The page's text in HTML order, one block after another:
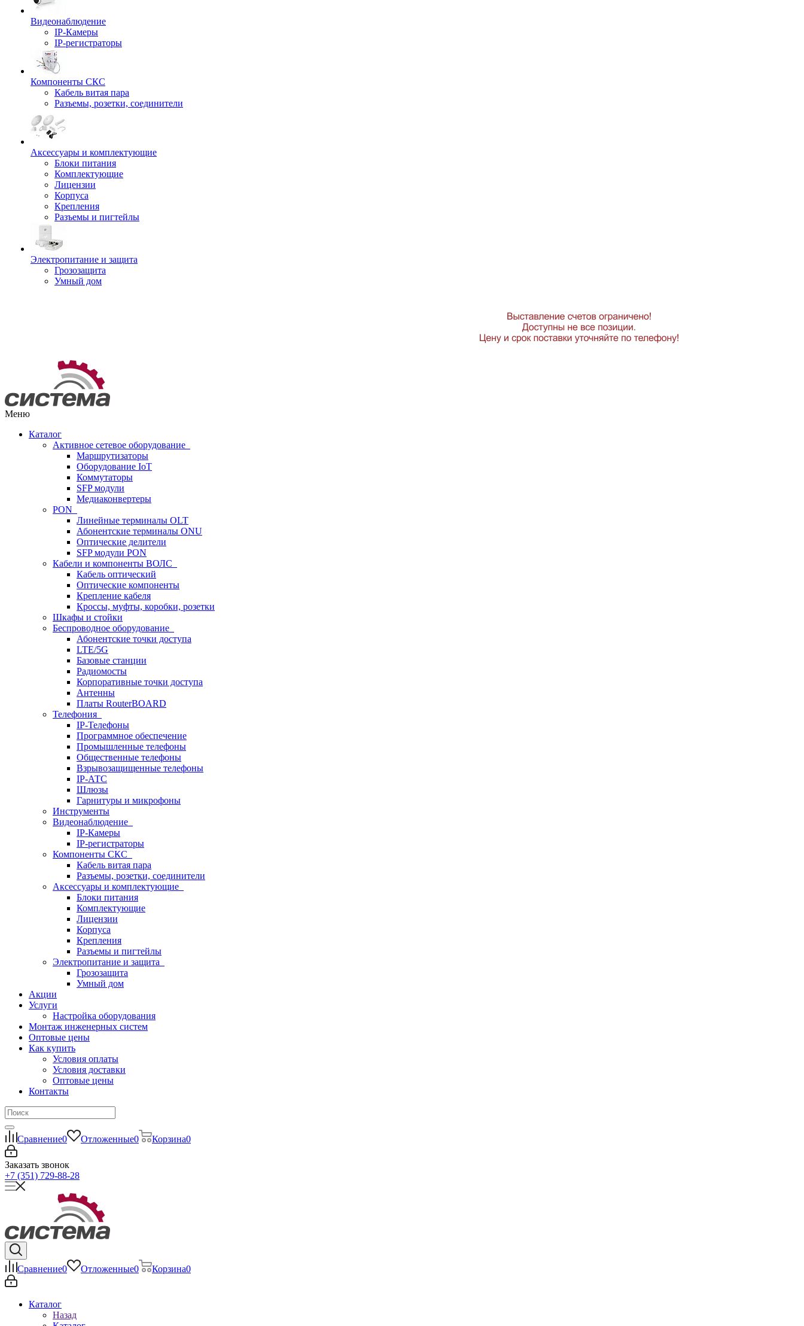
Видеонаблюдение
IP-Камеры
IP-регистраторы
Компоненты СКС
Кабель витая пара
Разъемы, розетки, соединители
Аксессуары и комплектующие
Блоки питания
Комплектующие
Лицензии
Корпуса
Крепления
Разъемы и пигтейлы
Электропитание и защита
Грозозащита
Умный дом
Меню
Каталог
Активное сетевое оборудование
Маршрутизаторы
Оборудование IoT
Коммутаторы
SFP модули
Медиаконвертеры
PON
Линейные терминалы OLT
Абонентские терминалы ONU
Оптические делители
SFP модули PON
Кабели и компоненты ВОЛС
Кабель оптический
Оптические компоненты
Крепление кабеля
Кроссы, муфты, коробки, розетки
Шкафы и стойки
Беспроводное оборудование
Абонентские точки доступа
LTE/5G
Базовые станции
Радиомосты
Корпоративные точки доступа
Антенны
Платы RouterBOARD
Телефония
IP-Телефоны
Программное обеспечение
Промышленные телефоны
Общественные телефоны
Взрывозащищенные телефоны
IP-АТС
Шлюзы
Гарнитуры и микрофоны
Инструменты
Видеонаблюдение
IP-Камеры
IP-регистраторы
Компоненты СКС
Кабель витая пара
Разъемы, розетки, соединители
Аксессуары и комплектующие
Блоки питания
Комплектующие
Лицензии
Корпуса
Крепления
Разъемы и пигтейлы
Электропитание и защита
Грозозащита
Умный дом
Акции
Услуги
Настройка оборудования
Монтаж инженерных систем
Оптовые цены
Как купить
Условия оплаты
Условия доставки
Оптовые цены
Контакты
Сравнение0 Отложенные0 Корзина0
Заказать звонок
+7 (351) 729-88-28
Сравнение0 Отложенные0 Корзина0
Каталог
Назад